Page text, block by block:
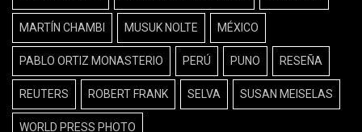
MARTÍN CHAMBI MUSUK NOLTE MÉXICO
PABLO ORTIZ MONASTERIO PERÚ PUNO RESEÑA
REUTERS ROBERT FRANK SELVA SUSAN MEISELAS
WORLD PRESS PHOTO